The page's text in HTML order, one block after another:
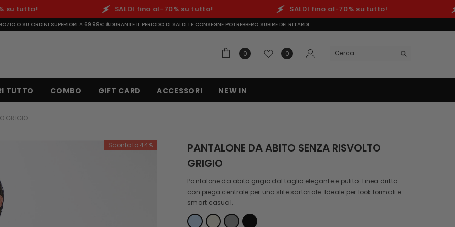
SALDI fino al-70% su tutto! SALDI fino al-70% su tutto!
O SU ORDINI SUPERIORI A 69.99€ 🔔DURANTE IL PERIODO DI SALDI LE CONSEGNE POTREBBERO SUBIRE DEI RITARDI.
00 prodotti 0Lista dei desideri
TUTTO COMBO GIFT CARD ACCESSORI NEW IN
GRIGIO
Scontato 44%
PANTALONE DA ABITO SENZA RISVOLTO
GRIGIO
Pantalone da abito grigio dal taglio elegante e pulito. Linea dritta
con piega centrale per uno stile sartoriale. Ideale per look formali e
smart casual.